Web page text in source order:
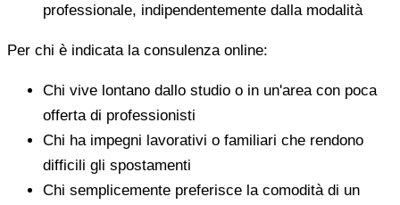
professionale, indipendentemente dalla modalità
Per chi è indicata la consulenza online:
Chi vive lontano dallo studio o in un'area con poca
offerta di professionisti
Chi ha impegni lavorativi o familiari che rendono
difficili gli spostamenti
Chi semplicemente preferisce la comodità di un